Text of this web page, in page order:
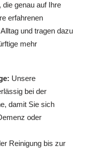
die genau auf Ihre
erfahrenen
und tragen dazu
mehr
Unsere
bei der
damit Sie sich
oder
Reinigung bis zur